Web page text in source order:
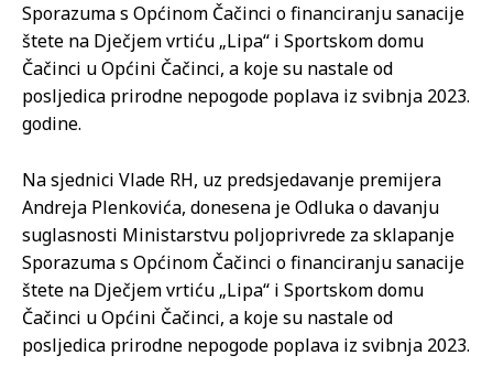
Sporazuma s Općinom Čačinci o financiranju sanacije
štete na Dječjem vrtiću „Lipa“ i Sportskom domu
Čačinci u Općini Čačinci, a koje su nastale od
posljedica prirodne nepogode poplava iz svibnja 2023.
godine.
Na sjednici Vlade RH, uz predsjedavanje premijera
Andreja Plenkovića, donesena je Odluka o davanju
suglasnosti Ministarstvu poljoprivrede za sklapanje
Sporazuma s Općinom Čačinci o financiranju sanacije
štete na Dječjem vrtiću „Lipa“ i Sportskom domu
Čačinci u Općini Čačinci, a koje su nastale od
posljedica prirodne nepogode poplava iz svibnja 2023.